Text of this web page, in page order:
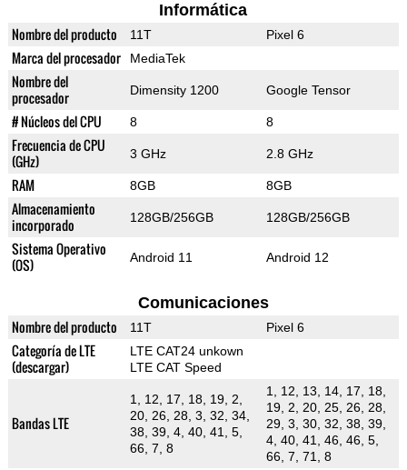
Informática
Nombre del producto 11T Pixel 6
Marca del procesador MediaTek
Nombre del
procesador
Dimensity 1200 Google Tensor
# Núcleos del CPU 8 8
Frecuencia de CPU
(GHz)
3 GHz 2.8 GHz
RAM 8GB 8GB
Almacenamiento
incorporado
128GB/256GB 128GB/256GB
Sistema Operativo
(OS)
Android 11 Android 12
Comunicaciones
Nombre del producto 11T Pixel 6
Categoría de LTE
(descargar)
LTE CAT24 unkown
LTE CAT Speed
Bandas LTE
1, 12, 17, 18, 19, 2,
20, 26, 28, 3, 32, 34,
38, 39, 4, 40, 41, 5,
66, 7, 8
1, 12, 13, 14, 17, 18,
19, 2, 20, 25, 26, 28,
29, 3, 30, 32, 38, 39,
4, 40, 41, 46, 46, 5,
66, 7, 71, 8